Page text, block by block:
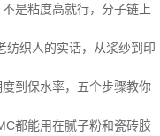
是粘度高就行，分子链上
纺织人的实话，从浆纱到印
到保水率，五个步骤教你
都能用在腻子粉和瓷砖胶